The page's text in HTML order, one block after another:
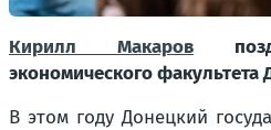
Кирилл Макаров
экономического факультета
В этом году Донецкий